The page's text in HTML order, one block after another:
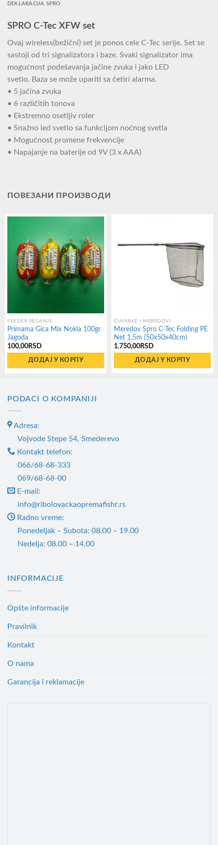
DEKLARACIJA SPRO
SPRO C-Tec XFW set
Ovaj wireless(bežični) set je ponos cele C-Tec serije. Set se
sastoji od tri signalizatora i baze. Svaki signalizator ima
mogućnost podešavanja jačine zvuka i jako LED
svetlo. Baza se može upariti sa četiri alarma.
• 5 jačina zvuka
• 6 različitih tonova
• Ekstremno osetljiv roler
• Snažno led svetlo sa funkcijom noćnog svetla
• Mogućnost promene frekvencije
• Napajanje na baterije od 9V (3 x AAA)
ПОВЕЗАНИ ПРОИЗВОДИ
FEEDER PECANJE
Primama Gica Mix Nokla 100gr
Jagoda
100,00 RSD
ДОДАЈ У КОРПУ
ČUVARKE I MEREDOVI
Meredov Spro C-Tec Folding PE
Net 1.5m (50x50x40cm)
1.750,00 RSD
ДОДАЈ У КОРПУ
PODACI O KOMPANIJI
Adresa:
Vojvode Stepe 54, Smederevo
Kontakt telefon:
066/68-68-333
069/68-68-00
E-mail:
info@ribolovackaopremafishr.rs
Radno vreme:
Ponedeljak – Subota: 08.00 – 19.00
Nedelja: 08.00 – 14.00
INFORMACIJE
Opšte informacije
Pravilnik
Kontakt
O nama
Garancija i reklamacije